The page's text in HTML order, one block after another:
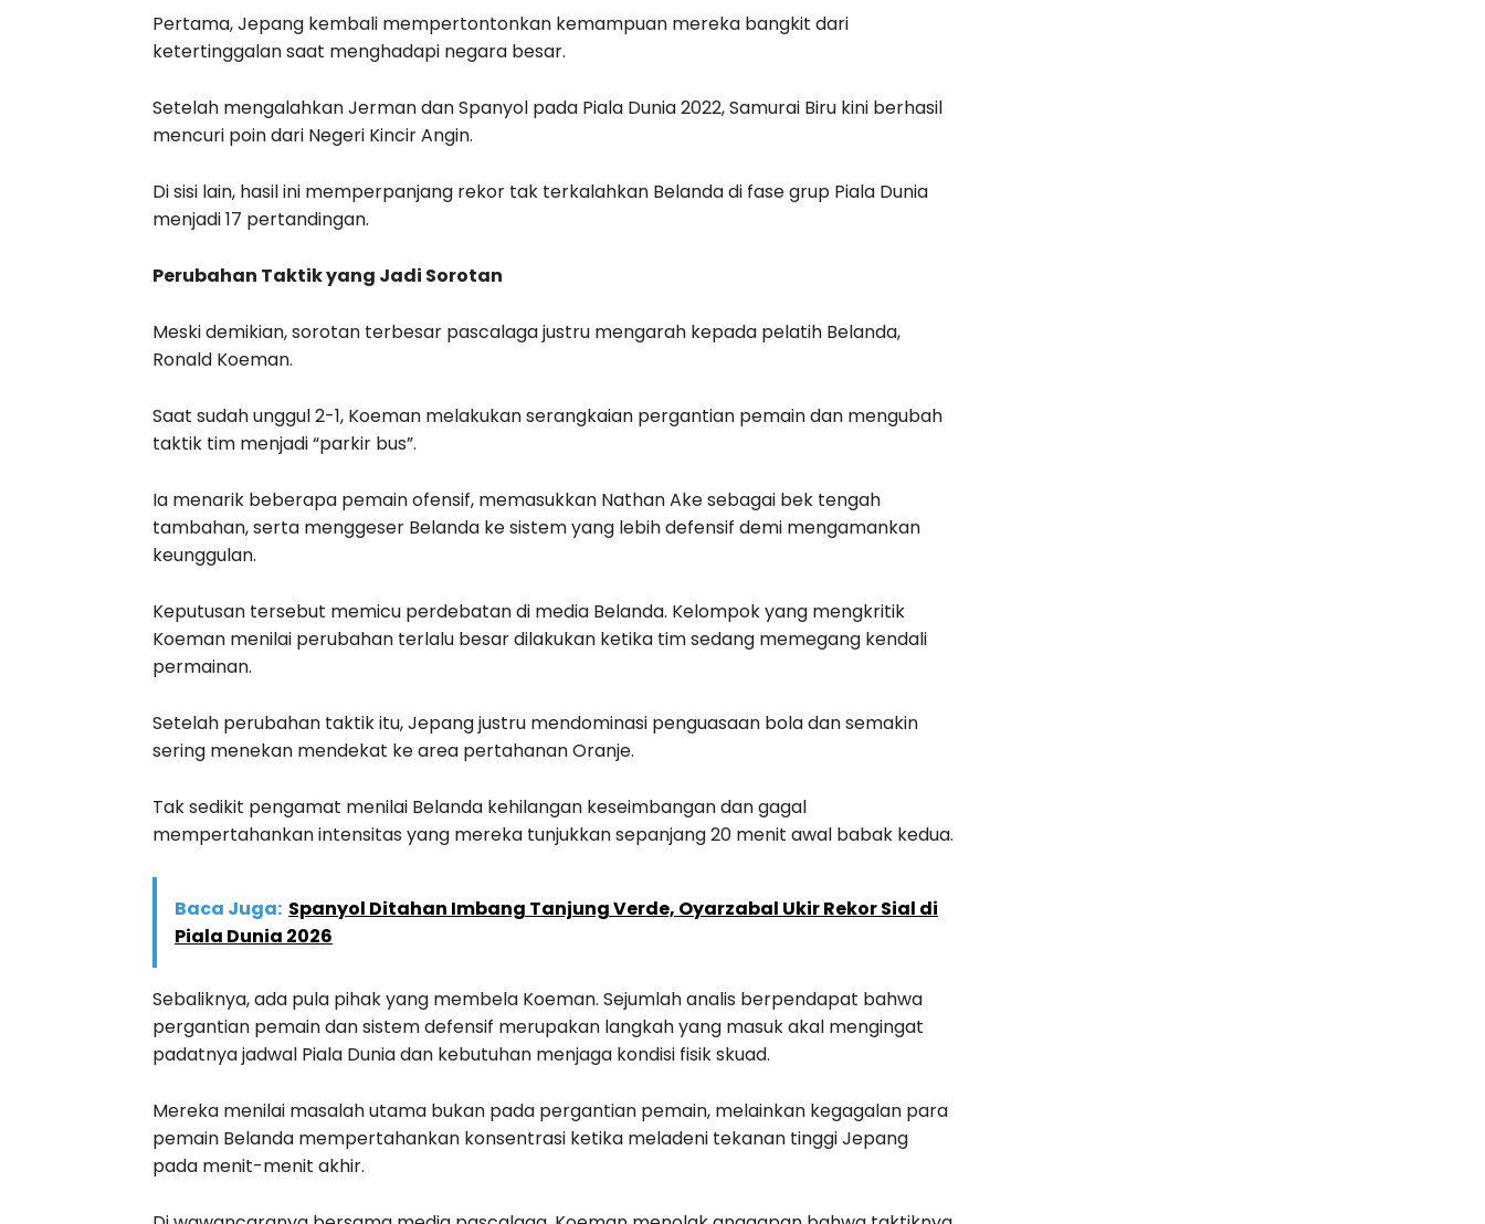
Pertama, Jepang kembali mempertontonkan kemampuan mereka bangkit dari
ketertinggalan saat menghadapi negara besar.
Setelah mengalahkan Jerman dan Spanyol pada Piala Dunia 2022, Samurai Biru kini berhasil
mencuri poin dari Negeri Kincir Angin.
Di sisi lain, hasil ini memperpanjang rekor tak terkalahkan Belanda di fase grup Piala Dunia
menjadi 17 pertandingan.
Perubahan Taktik yang Jadi Sorotan
Meski demikian, sorotan terbesar pascalaga justru mengarah kepada pelatih Belanda,
Ronald Koeman.
Saat sudah unggul 2-1, Koeman melakukan serangkaian pergantian pemain dan mengubah
taktik tim menjadi “parkir bus”.
Ia menarik beberapa pemain ofensif, memasukkan Nathan Ake sebagai bek tengah
tambahan, serta menggeser Belanda ke sistem yang lebih defensif demi mengamankan
keunggulan.
Keputusan tersebut memicu perdebatan di media Belanda. Kelompok yang mengkritik
Koeman menilai perubahan terlalu besar dilakukan ketika tim sedang memegang kendali
permainan.
Setelah perubahan taktik itu, Jepang justru mendominasi penguasaan bola dan semakin
sering menekan mendekat ke area pertahanan Oranje.
Tak sedikit pengamat menilai Belanda kehilangan keseimbangan dan gagal
mempertahankan intensitas yang mereka tunjukkan sepanjang 20 menit awal babak kedua.
Baca Juga: Spanyol Ditahan Imbang Tanjung Verde, Oyarzabal Ukir Rekor Sial di
Piala Dunia 2026
Sebaliknya, ada pula pihak yang membela Koeman. Sejumlah analis berpendapat bahwa
pergantian pemain dan sistem defensif merupakan langkah yang masuk akal mengingat
padatnya jadwal Piala Dunia dan kebutuhan menjaga kondisi fisik skuad.
Mereka menilai masalah utama bukan pada pergantian pemain, melainkan kegagalan para
pemain Belanda mempertahankan konsentrasi ketika meladeni tekanan tinggi Jepang
pada menit-menit akhir.